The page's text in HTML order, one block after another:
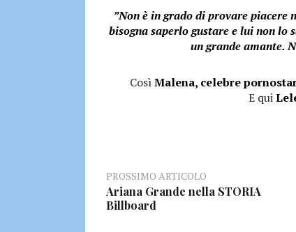
”Non è in grado di provare piacere
bisogna saperlo gustare e lui non lo
un grande amante.
CosìMalena, celebre
E qui
PROSSIMO ARTICOLO
Ariana Grande nella STORIA
Billboard